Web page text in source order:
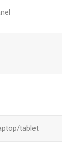
tablet